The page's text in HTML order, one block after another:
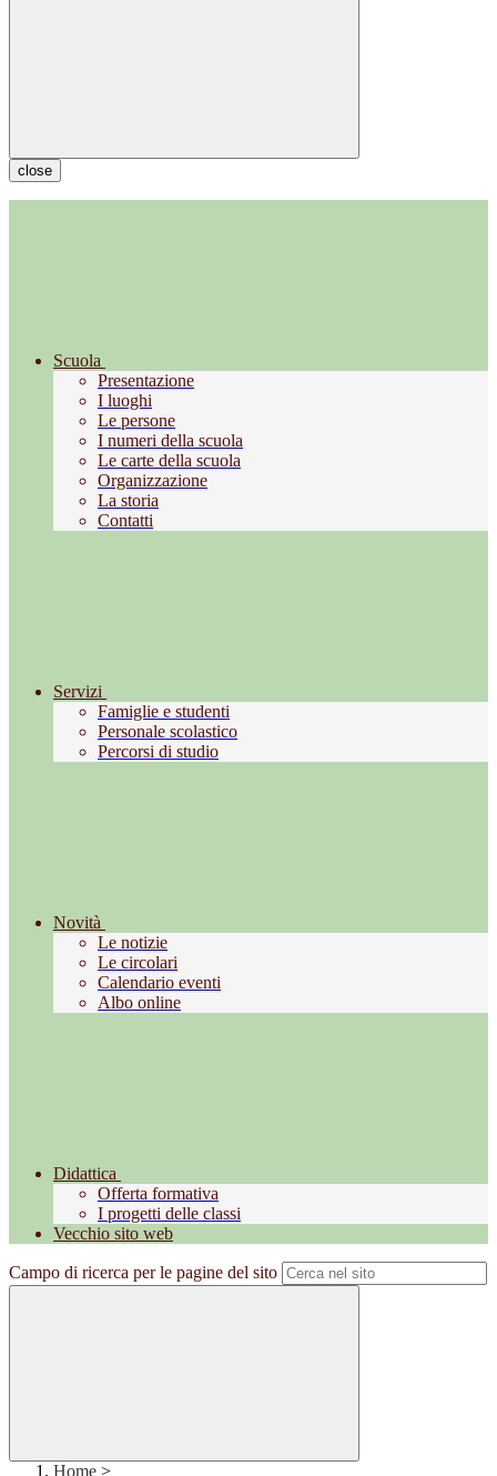
close
Scuola
Presentazione
I luoghi
Le persone
I numeri della scuola
Le carte della scuola
Organizzazione
La storia
Contatti
Servizi
Famiglie e studenti
Personale scolastico
Percorsi di studio
Novità
Le notizie
Le circolari
Calendario eventi
Albo online
Didattica
Offerta formativa
I progetti delle classi
Vecchio sito web
Campo di ricerca per le pagine del sito
Home >